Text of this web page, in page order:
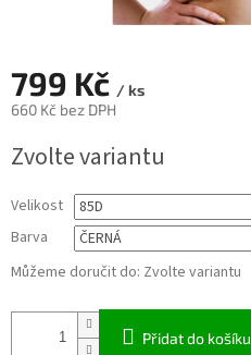
799 Kč / ks
660 Kč bez DPH
cena:
Zvolte variantu
Velikost
Barva
Můžeme doručit do: Zvolte variantu
Přidat do košíku